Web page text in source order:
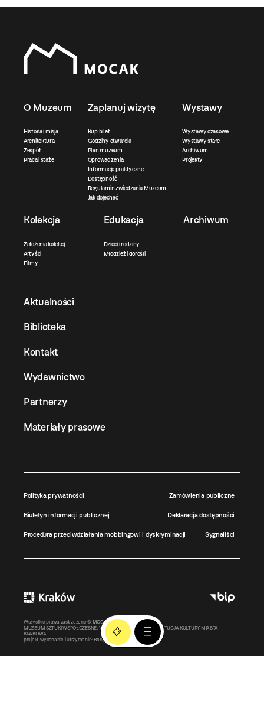
O Muzeum
Historia i misja
Architektura
Zespół
Praca i staże
Zaplanuj wizytę
Kup bilet
Godziny otwarcia
Plan muzeum
Oprowadzenia
Informacje praktyczne
Dostępność
Regulamin zwiedzania Muzeum
Jak dojechać
Wystawy
Wystawy czasowe
Wystawy stałe
Archiwum
Projekty
Kolekcja
Założenia kolekcji
Artyści
Filmy
Edukacja
Dzieci i rodziny
Młodzież i dorośli
Archiwum
Aktualności
Biblioteka
Kontakt
Wydawnictwo
Partnerzy
Materiały prasowe
Polityka prywatności Zamówienia publiczne
Biuletyn informacji publicznej Deklaracja dostępności
Procedura przeciwdziałania mobbingowi i dyskryminacji Sygnaliści
Wszystkie prawa zastrzeżone © MOCAK2011-2026
MUZEUM SZTUKI WSPÓŁCZESNEJ W KRAKOWIE MOCAK – INSTYTUCJA KULTURY MIASTA
KRAKOWA
projekt, wykonanie i utrzymanie: Bonjour.pl